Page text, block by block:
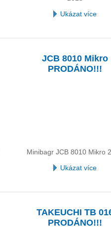
Ukázat více
JCB 8010 Mikro
PRODÁNO!!!
Minibagr JCB 8010 Mikro
Ukázat více
TAKEUCHI TB
PRODÁNO!!!